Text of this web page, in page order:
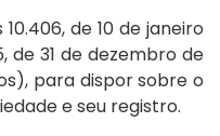
de 10 de janeiro
de 31 de dezembro de
para dispor sobre o
e seu registro.